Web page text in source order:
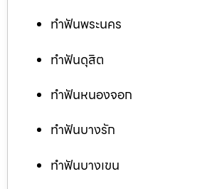
ทำฟันพระนคร
ทำฟันดุสิต
ทำฟันหนองจอก
ทำฟันบางรัก
ทำฟันบางเขน